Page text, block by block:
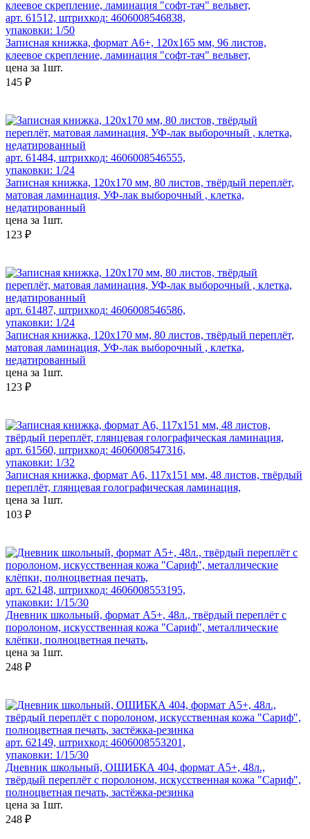
арт. 61512, штрихкод: 4606008546838,
упаковки: 1/50
Записная книжка, формат А6+, 120х165 мм, 96 листов,
клеевое скрепление, ламинация "софт-тач" вельвет,
цена за 1шт.
145 ₽
арт. 61484, штрихкод: 4606008546555,
упаковки: 1/24
Записная книжка, 120х170 мм, 80 листов, твёрдый переплёт,
матовая ламинация, УФ-лак выборочный , клетка,
недатированный
цена за 1шт.
123 ₽
арт. 61487, штрихкод: 4606008546586,
упаковки: 1/24
Записная книжка, 120х170 мм, 80 листов, твёрдый переплёт,
матовая ламинация, УФ-лак выборочный , клетка,
недатированный
цена за 1шт.
123 ₽
арт. 61560, штрихкод: 4606008547316,
упаковки: 1/32
Записная книжка, формат А6, 117х151 мм, 48 листов, твёрдый
переплёт, глянцевая голографическая ламинация,
цена за 1шт.
103 ₽
арт. 62148, штрихкод: 4606008553195,
упаковки: 1/15/30
Дневник школьный, формат А5+, 48л., твёрдый переплёт с
поролоном, искусственная кожа "Сариф", металлические
клёпки, полноцветная печать,
цена за 1шт.
248 ₽
арт. 62149, штрихкод: 4606008553201,
упаковки: 1/15/30
Дневник школьный, ОШИБКА 404, формат А5+, 48л.,
твёрдый переплёт с поролоном, искусственная кожа "Сариф",
полноцветная печать, застёжка-резинка
цена за 1шт.
248 ₽